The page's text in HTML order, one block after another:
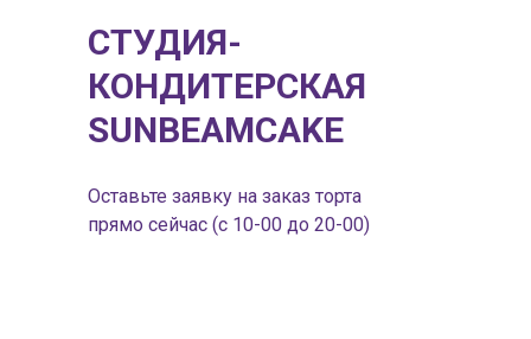
СТУДИЯ-
КОНДИТЕРСКАЯ
SUNBEAMCAKE
Оставьте заявку на заказ торта
прямо сейчас (с 10-00 до 20-00)